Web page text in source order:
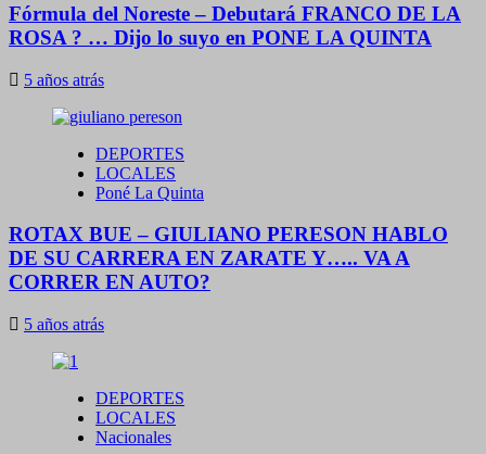
Fórmula del Noreste – Debutará FRANCO DE LA
ROSA ? … Dijo lo suyo en PONE LA QUINTA
5 años atrás
DEPORTES
LOCALES
Poné La Quinta
ROTAX BUE – GIULIANO PERESON HABLO
DE SU CARRERA EN ZARATE Y….. VA A
CORRER EN AUTO?
5 años atrás
DEPORTES
LOCALES
Nacionales